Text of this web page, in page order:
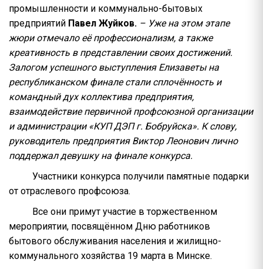
промышленности и коммунально-бытовых
предприятий Павел Жуйков. – Уже на этом этапе
жюри отмечало её профессионализм, а также
креативность в представлении своих достижений.
Залогом успешного выступления Елизаветы на
республиканском финале стали сплочённость и
командный дух коллектива предприятия,
взаимодействие первичной профсоюзной организации
и администрации «КУП ДЭП г. Бобруйска». К слову,
руководитель предприятия Виктор Леонович лично
поддержал девушку на финале конкурса.
Участники конкурса получили памятные подарки
от отраслевого профсоюза.
Все они примут участие в торжественном
мероприятии, посвящённом Дню работников
бытового обслуживания населения и жилищно-
коммунального хозяйства 19 марта в Минске.